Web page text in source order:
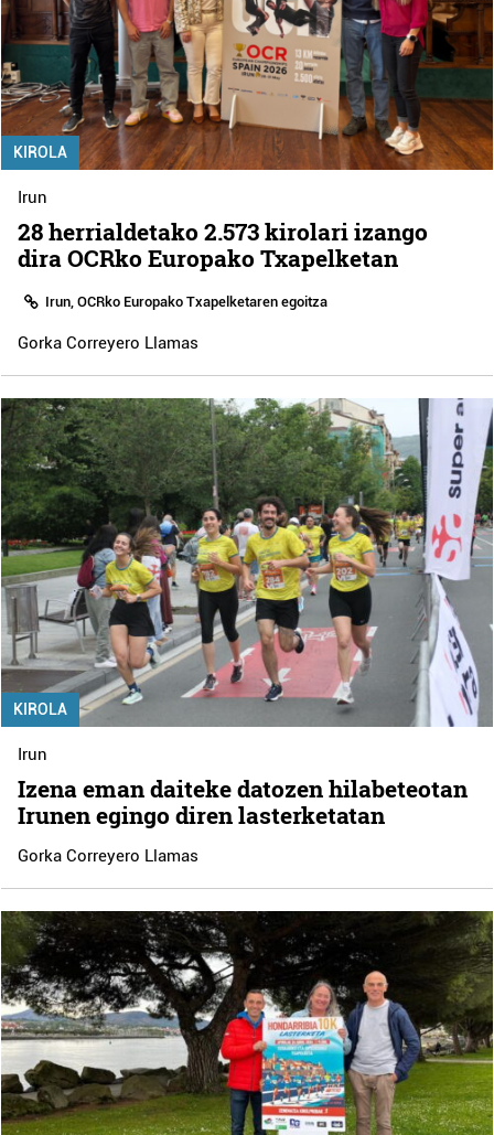
KIROLA
Irun
28 herrialdetako 2.573 kirolari izango
dira OCRko Europako Txapelketan
Irun, OCRko Europako Txapelketaren egoitza
Gorka Correyero Llamas
KIROLA
Irun
Izena eman daiteke datozen hilabeteotan
Irunen egingo diren lasterketatan
Gorka Correyero Llamas